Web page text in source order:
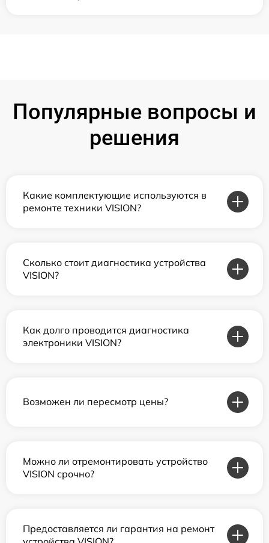
Популярные вопросы и
решения
Какие комплектующие используются в
ремонте техники VISION?
Сколько стоит диагностика устройства
VISION?
Как долго проводится диагностика
электроники VISION?
Возможен ли пересмотр цены?
Можно ли отремонтировать устройство
VISION срочно?
Предоставляется ли гарантия на ремонт